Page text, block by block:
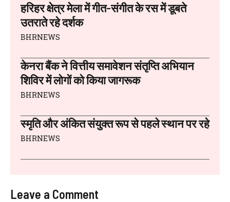
हरिहर क्षेत्र मेला में गीत-संगीत के रस में डूबते
उतराते रहे दर्शक
BHRNEWS
केनरा बैंक ने वित्तीय समावेशन संतृप्ति अभियान
शिविर में लोगों को किया जागरूक
BHRNEWS
स्मृति और अंकित संयुक्त रूप से पहले स्थान पर रहे
BHRNEWS
Leave a Comment